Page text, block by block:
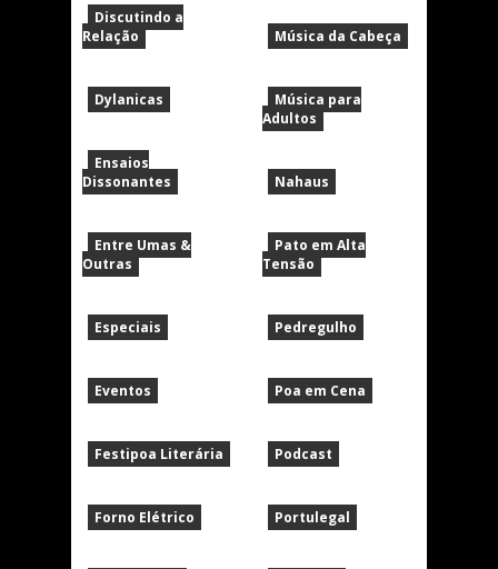
Discutindo a
Relação
Dylanicas
Ensaios
Dissonantes
Entre Umas &
Outras
Especiais
Eventos
Festipoa Literária
Forno Elétrico
Música da Cabeça
Música para
Adultos
Nahaus
Pato em Alta
Tensão
Pedregulho
Poa em Cena
Podcast
Portulegal